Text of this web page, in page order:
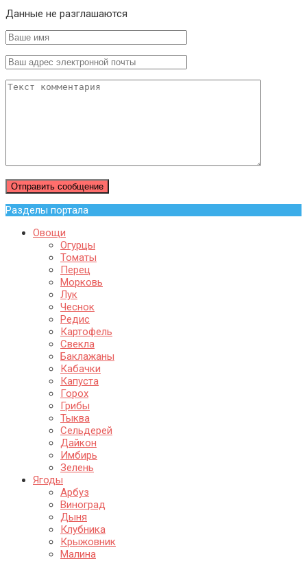
Данные не разглашаются
Разделы портала
Овощи
Огурцы
Томаты
Перец
Морковь
Лук
Чеснок
Редис
Картофель
Свекла
Баклажаны
Кабачки
Капуста
Горох
Грибы
Тыква
Сельдерей
Дайкон
Имбирь
Зелень
Ягоды
Арбуз
Виноград
Дыня
Клубника
Крыжовник
Малина